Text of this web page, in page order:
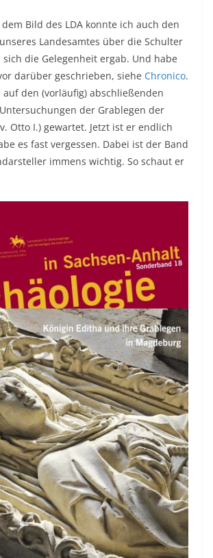
Bild des LDA konnte ich auch den
Landesamtes über die Schulter
die Gelegenheit ergab. Und habe
darüber geschrieben, siehe Chronico.
auf den (vorläufig) abschließenden
der Grablegen der
Otto I.) gewartet. Jetzt ist er endlich
es fast vergessen. Dabei ist der Band
immens wichtig. So schaut er